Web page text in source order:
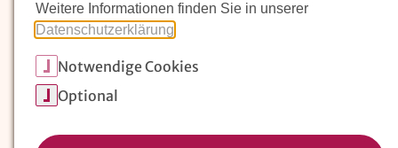
Unser Verein
Magazin: Erziehungskunst frühe Kindheit
Weitere Informationen finden Sie in unserer
Datenschutzerklärung
Notwendige Cookies
Optional